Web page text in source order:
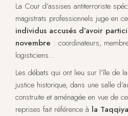
La Cour d’assises antiterroriste
magistrats professionnels juge en
individus accusés d’avoir
novembre : coordinateurs,
logisticiens…
Les débats qui ont lieu sur l’île de
justice historique, dans une salle
construite et aménagée en vue de
reprises fait référence à la